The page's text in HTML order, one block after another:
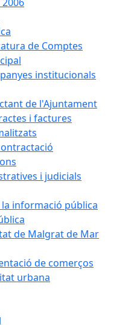
de Comptes
institucionals
de l'Ajuntament
i factures
i judicials
la informació pública
de Malgrat de Mar
de comerços
urbana